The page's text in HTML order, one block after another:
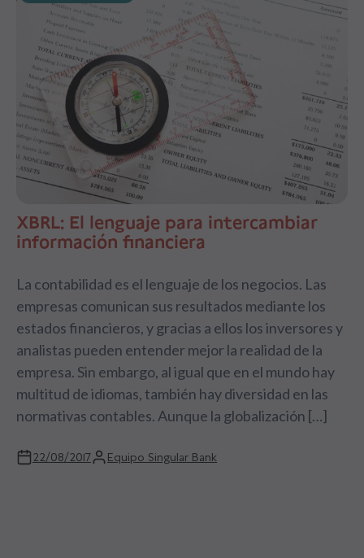
XBRL: El lenguaje para intercambiar
información financiera
La contabilidad es el lenguaje de los negocios. Las
empresas comunican sus resultados mediante los
estados financieros, y gracias a ellos los inversores y
analistas pueden entender mejor la realidad de la
empresa. Sin embargo, al igual que en el mundo hay
multitud de idiomas, también hay diversidad en las
normativas contables. Aunque la globalización […]
22/08/2017 Equipo Singular Bank